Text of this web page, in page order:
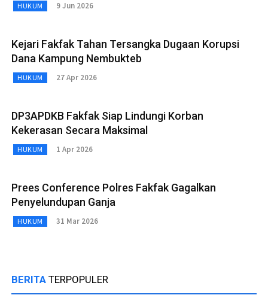
HUKUM 9 Jun 2026
Kejari Fakfak Tahan Tersangka Dugaan Korupsi
Dana Kampung Nembukteb
HUKUM 27 Apr 2026
DP3APDKB Fakfak Siap Lindungi Korban
Kekerasan Secara Maksimal
HUKUM 1 Apr 2026
Prees Conference Polres Fakfak Gagalkan
Penyelundupan Ganja
HUKUM 31 Mar 2026
BERITA TERPOPULER